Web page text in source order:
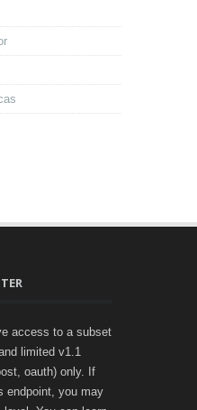
access to a subset
limited v1.1
oauth) only. If
endpoint, you may